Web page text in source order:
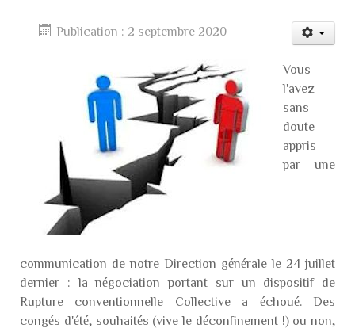
Publication : 2 septembre 2020
Vous
l'avez
sans
doute
appris
par une
communication de notre Direction générale le 24 juillet
dernier : la négociation portant sur un dispositif de
Rupture conventionnelle Collective a échoué. Des
congés d'été, souhaités (vive le déconfinement !) ou non,